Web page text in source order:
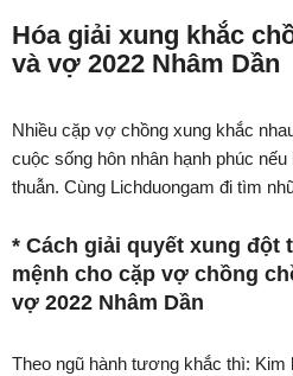
Hóa giải xung khắc
và vợ 2022 Nhâm Dần
Nhiều cặp vợ chồng xung khắc
cuộc sống hôn nhân hạnh phúc
thuẫn. Cùng Lichduongam đi tìm
* Cách giải quyết xung đột
mệnh cho cặp vợ chồng
vợ 2022 Nhâm Dần
Theo ngũ hành tương khắc thì: